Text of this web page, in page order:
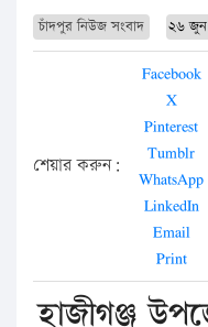
চাঁদপুর নিউজ সংবাদ ২৬
শেয়ার করুন:
Facebook
X
Pinterest
Tumblr
WhatsApp
LinkedIn
Email
Print
হাজীগঞ্জ